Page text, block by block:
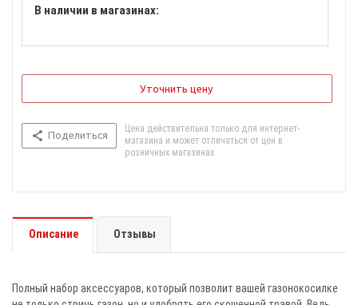
В наличии в магазинах:
Уточнить цену
Поделиться
Цена действительна только для интернет-
магазина и может отличаться от цен в
розничных магазинах
Описание Отзывы
Полный набор аксессуаров, который позволит вашей газонокосилке